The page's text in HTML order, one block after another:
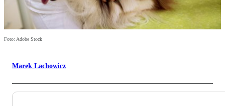
Foto: Adobe Stock
Marek Lachowicz